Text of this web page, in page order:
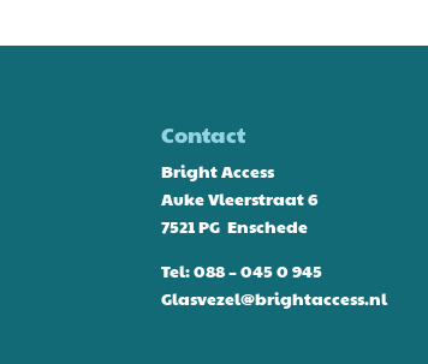
Contact
Bright Access
Auke Vleerstraat 6
7521 PG Enschede
Tel:088 – 045 0 945
Glasvezel@brightaccess.nl